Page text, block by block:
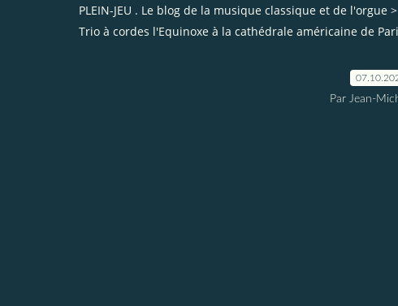
PLEIN-JEU . Le blog de la musique classique et de l'orgue >
Trio à cordes l'Equinoxe à la cathédrale américaine de
Par Jean-